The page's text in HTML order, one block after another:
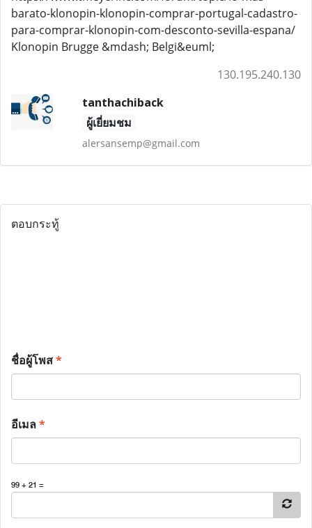
barato-klonopin-klonopin-comprar-portugal-cadastro-
para-comprar-klonopin-com-desconto-sevilla-espana/
Klonopin Brugge &mdash; Belgi&euml;
130.195.240.130
tanthachiback
ผู้เยี่ยมชม
alersansemp@gmail.com
ตอบกระทู้
ชื่อผู้โพส*
อีเมล*
99 + 21 =